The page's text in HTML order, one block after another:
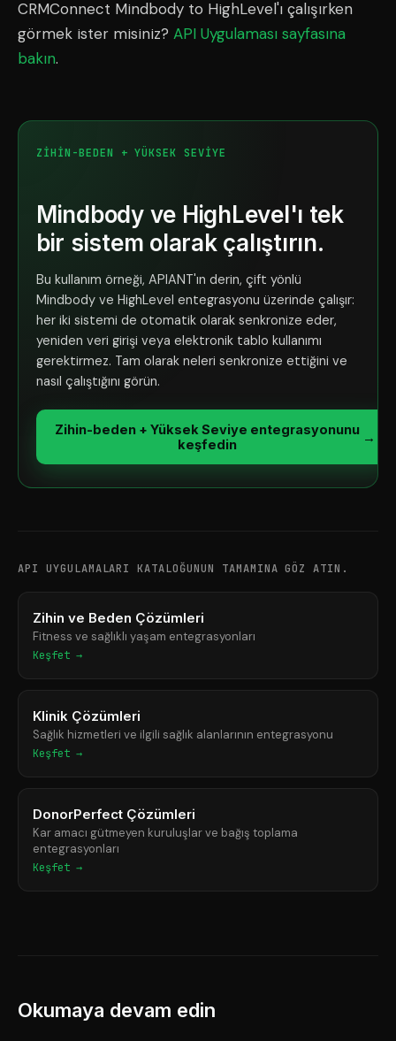
CRMConnect Mindbody to HighLevel'ı çalışırken
görmek ister misiniz? API Uygulaması sayfasına
bakın.
ZIHIN-BEDEN + YÜKSEK SEVIYE
Mindbody ve HighLevel'ı tek
bir sistem olarak çalıştırın.
Bu kullanım örneği, APIANT'ın derin, çift yönlü
Mindbody ve HighLevel entegrasyonu üzerinde çalışır:
her iki sistemi de otomatik olarak senkronize eder,
yeniden veri girişi veya elektronik tablo kullanımı
gerektirmez. Tam olarak neleri senkronize ettiğini ve
nasıl çalıştığını görün.
Zihin-beden + Yüksek Seviye entegrasyonunu
keşfedin
→
API UYGULAMALARI KATALOĞUNUN TAMAMINA GÖZ ATIN.
Zihin ve Beden Çözümleri
Fitness ve sağlıklı yaşam entegrasyonları
Keşfet →
Klinik Çözümleri
Sağlık hizmetleri ve ilgili sağlık alanlarının entegrasyonu
Keşfet →
DonorPerfect Çözümleri
Kar amacı gütmeyen kuruluşlar ve bağış toplama
entegrasyonları
Keşfet →
Okumaya devam edin